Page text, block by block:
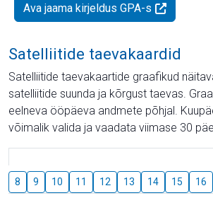
Ava jaama kirjeldus GPA-s
Satelliitide taevakaardid
Satelliitide taevakaartide graafikud
satelliitide suunda ja kõrgust taevas.
eelneva ööpäeva andmete põhjal.
võimalik valida ja vaadata viimase 30
8 9 10 11 12 13 14 15 16